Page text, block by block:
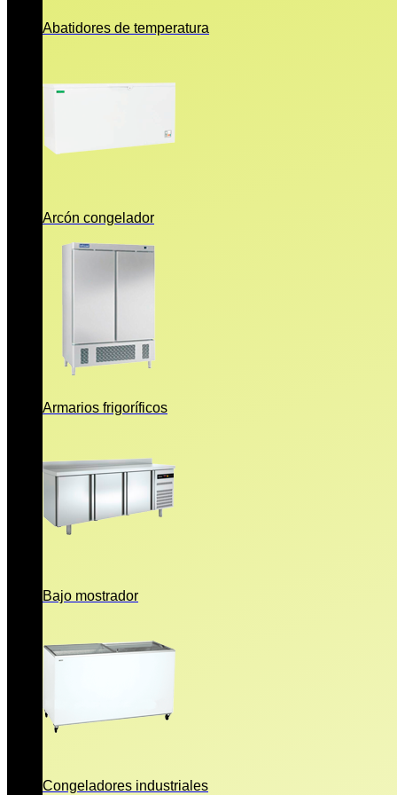
Abatidores de temperatura
Arcón congelador
Armarios frigoríficos
Bajo mostrador
Congeladores industriales